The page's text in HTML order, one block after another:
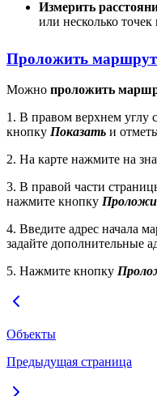
Измерить
или несколько
Проложить маршрут
Можно проложить
1. В правом верхнем углу
кнопку Показать и
2. На карте нажмите на
3. В правой части
нажмите кнопку
4. Введите адрес начала
задайте дополнительные
5. Нажмите кнопку
Объекты
Предыдущая страница